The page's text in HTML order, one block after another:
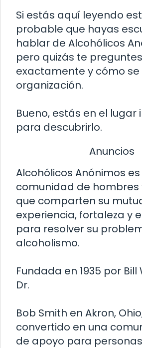
Si estás aquí leyendo
probable que hayas
hablar de Alcohólicos
pero quizás te
exactamente y cómo se
organización.
Bueno, estás en el lugar
para descubrirlo.
Anuncios
Alcohólicos Anónimos
comunidad de hombres
que comparten su
experiencia, fortaleza y
para resolver su
alcoholismo.
Fundada en 1935 por Bill
Dr.
Bob Smith en Akron,
convertido en una
de apoyo para